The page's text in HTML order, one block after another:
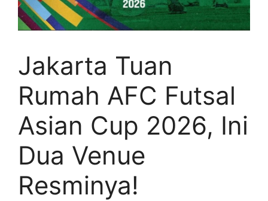
Jakarta Tuan
Rumah AFC Futsal
Asian Cup 2026, Ini
Dua Venue
Resminya!